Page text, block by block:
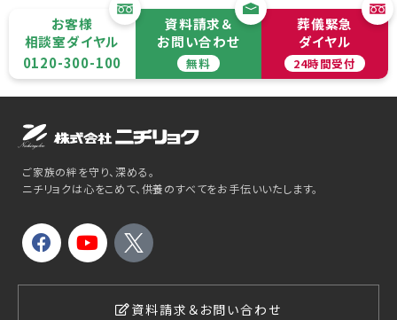
お客様
相談室ダイヤル
0120-300-100
資料請求＆
お問い合わせ
無料
葬儀緊急
ダイヤル
24時間受付
ご家族の絆を守り、深める。
ニチリョクは心をこめて、供養のすべてをお手伝いいたします。
資料請求＆お問い合わせ